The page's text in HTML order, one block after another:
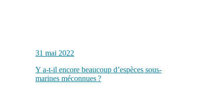
31 mai 2022
Y a-t-il encore beaucoup d’espèces sous-
marines méconnues ?